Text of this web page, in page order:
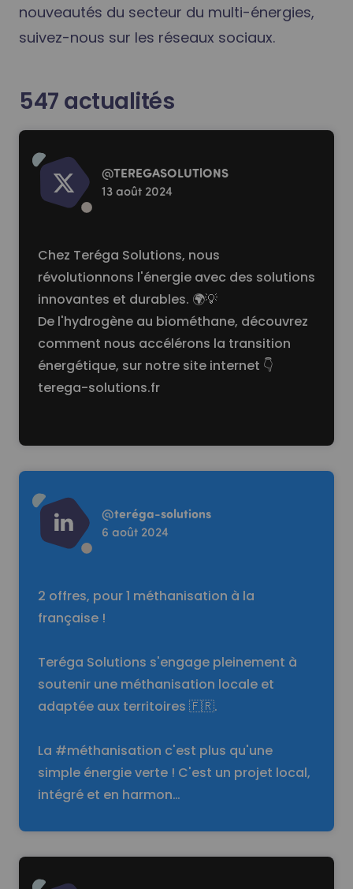
nouveautés du secteur du multi-énergies,
suivez-nous sur les réseaux sociaux.
547 actualités
Read more
@TEREGASOLUTlONS
13 août 2024
Chez Teréga Solutions, nous
révolutionnons l'énergie avec des solutions
innovantes et durables. 🌍💡
De l'hydrogène au biométhane, découvrez
comment nous accélérons la transition
énergétique, sur notre site internet 👇
terega-solutions.fr
Read more
@teréga-solutions
6 août 2024
2 offres, pour 1 méthanisation à la
française !
Teréga Solutions s'engage pleinement à
soutenir une méthanisation locale et
adaptée aux territoires 🇫🇷.
La #méthanisation c'est plus qu'une
simple énergie verte ! C'est un projet local,
intégré et en harmon…
Read more